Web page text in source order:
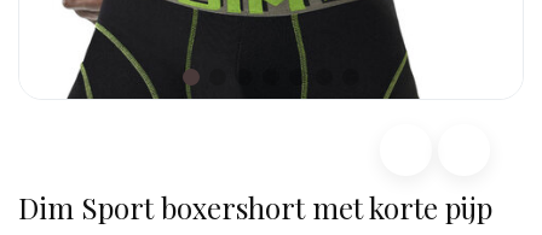
Dim Sport boxershort met korte pijp